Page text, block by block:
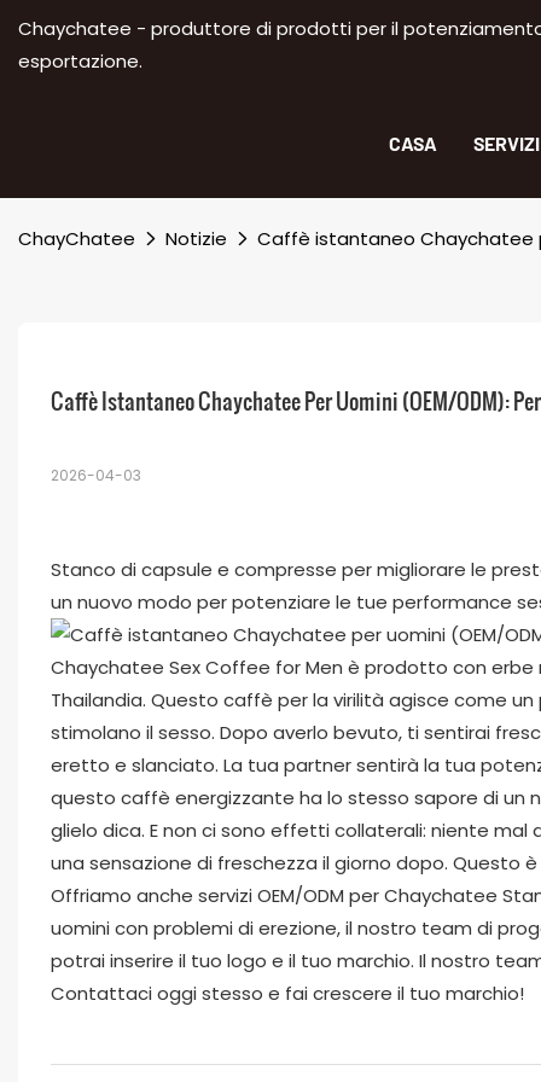
Chaychatee - produttore di prodotti per il
esportazione.
CASA
ChayChatee Notizie Caffè istantaneo Chaychatee
Caffè Istantaneo Chaychatee Per Uomini (OEM/ODM):
2026-04-03
Stanco di capsule e compresse per migliorare le
un nuovo modo per potenziare le tue performance
Chaychatee Sex Coffee for Men è prodotto con
Thailandia. Questo caffè per la virilità agisce come
stimolano il sesso. Dopo averlo bevuto, ti sentirai
eretto e slanciato. La tua partner sentirà la tua
questo caffè energizzante ha lo stesso sapore di un
glielo dica. E non ci sono effetti collaterali: niente
una sensazione di freschezza il giorno dopo.
Offriamo anche servizi OEM/ODM per Chaychatee
uomini con problemi di erezione, il nostro team di
potrai inserire il tuo logo e il tuo marchio. Il nostro
Contattaci oggi stesso e fai crescere il tuo marchio!